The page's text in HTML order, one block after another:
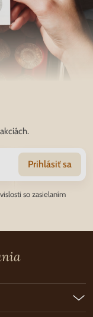
Prihlásiť sa
so zasielaním